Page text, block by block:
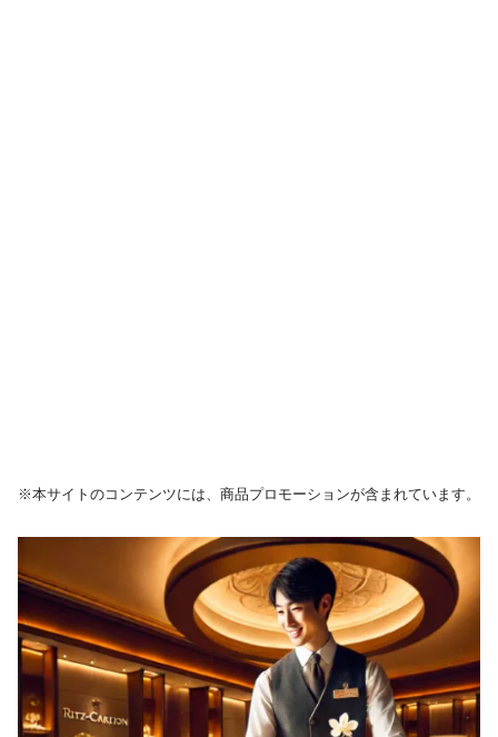
※本サイトのコンテンツには、商品プロモーションが含まれています。